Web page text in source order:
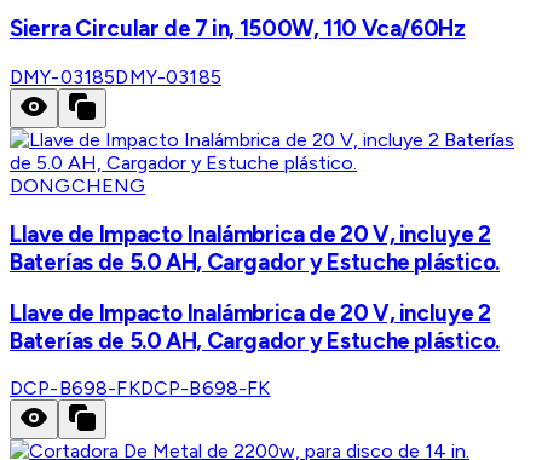
Sierra Circular de 7 in, 1500W, 110 Vca/60Hz
DMY-03185DMY-03185
DONGCHENG
Llave de Impacto Inalámbrica de 20 V, incluye 2
Baterías de 5.0 AH, Cargador y Estuche plástico.
Llave de Impacto Inalámbrica de 20 V, incluye 2
Baterías de 5.0 AH, Cargador y Estuche plástico.
DCP-B698-FKDCP-B698-FK